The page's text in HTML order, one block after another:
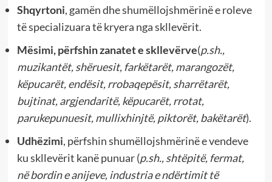
Shqyrtoni, gamën dhe shumëllojshmërinë e roleve
të specializuara të kryera nga skllevërit.
Mësimi, përfshin zanatet e skllevërve(p.sh.,
muzikantët, shëruesit, farkëtarët, marangozët,
këpucarët, endësit, rrobaqepësit, sharrëtarët,
bujtinat, argjendaritë, këpucarët, rrotat,
parukepunuesit, mullixhinjtë, piktorët, bakëtarët).
Udhëzimi, përfshin shumëllojshmërinë e vendeve
ku skllevërit kanë punuar (p.sh., shtëpitë, fermat,
në bordin e anijeve, industria e ndërtimit të